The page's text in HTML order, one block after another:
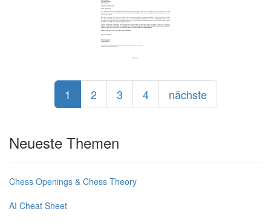
1 2 3 4 nächste
Neueste Themen
Chess Openings & Chess Theory
AI Cheat Sheet